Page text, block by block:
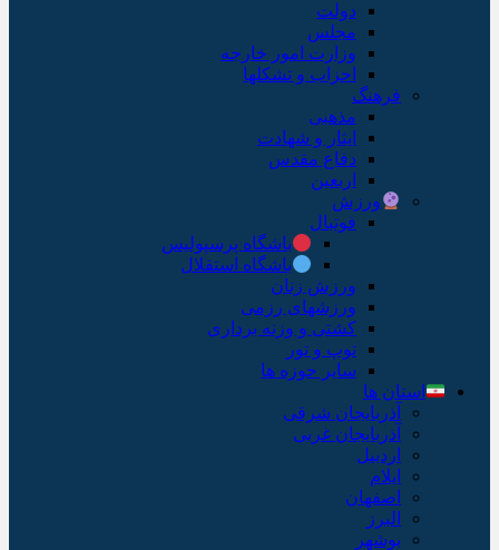
دولت
مجلس
وزارت امور خارجه
احزاب و تشکلها
فرهنگ
مذهبی
ایثار و شهادت
دفاع مقدس
اربعین
ورزش
فوتبال
باشگاه پرسپولیس
باشگاه استقلال
ورزش زنان
ورزشهای رزمی
کشتی و وزنه برداری
توپ و تور
سایر حوزه ها
استان ها
آذربایجان شرقی
آذربایجان غربی
اردبیل
ایلام
اصفهان
البرز
بوشهر